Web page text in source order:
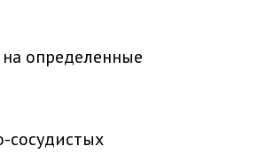
определенные
сосудистых